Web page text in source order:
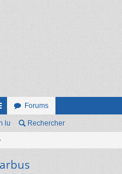
Forums
lu Rechercher